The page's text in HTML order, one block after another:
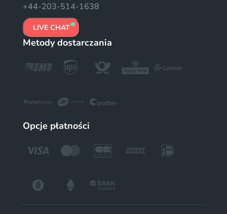
+44-203-514-1638
LIVE CHAT
Metody dostarczania
Opcje płatności